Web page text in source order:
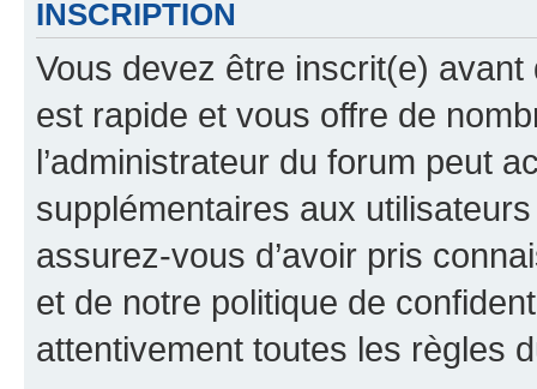
INSCRIPTION
Vous devez être inscrit(e) avant
est rapide et vous offre de
l’administrateur du forum peut
supplémentaires aux
assurez-vous d’avoir pris
et de notre politique de
attentivement toutes les règles